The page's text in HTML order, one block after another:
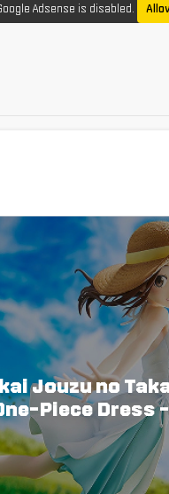
Adsense is disabled.
Jouzu no
Piece Dress